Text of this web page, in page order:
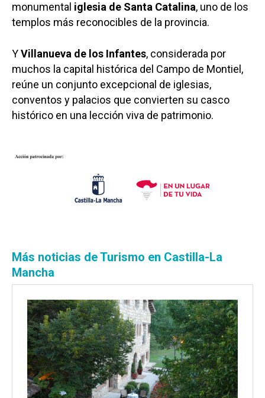
monumental iglesia de Santa Catalina, uno de los
templos más reconocibles de la provincia.
YVillanueva de los Infantes, considerada por
muchos la capital histórica del Campo de Montiel,
reúne un conjunto excepcional de iglesias,
conventos y palacios que convierten su casco
histórico en una lección viva de patrimonio.
Más noticias de Turismo en Castilla-La
Mancha